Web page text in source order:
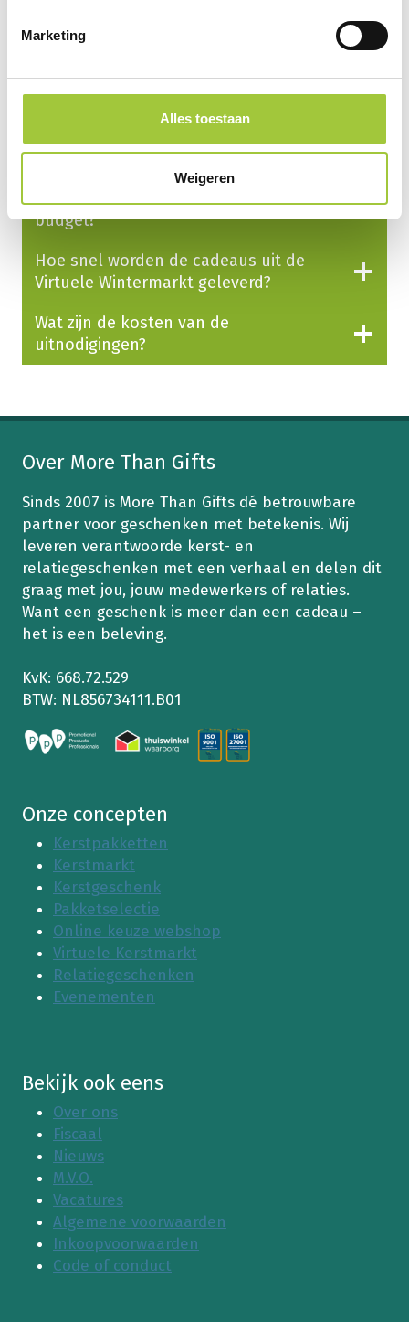
Marketing
Alles toestaan
Weigeren
verzonden geschenken?
Wat zijn de mogelijkheden voor het
Hoe kan ik het assortiment van Virtuele
Wintermarkt bekijken op basis van mijn
budget?
Hoe snel worden de cadeaus uit de
Virtuele Wintermarkt geleverd?
Wat zijn de kosten van de
uitnodigingen?
Over More Than Gifts
Sinds 2007 is More Than Gifts dé betrouwbare
partner voor geschenken met betekenis. Wij
leveren verantwoorde kerst- en
relatiegeschenken met een verhaal en delen dit
graag met jou, jouw medewerkers of relaties.
Want een geschenk is meer dan een cadeau –
het is een beleving.
KvK: 668.72.529
BTW: NL856734111.B01
Onze concepten
Kerstpakketten
Kerstmarkt
Kerstgeschenk
Pakketselectie
Online keuze webshop
Virtuele Kerstmarkt
Relatiegeschenken
Evenementen
Bekijk ook eens
Over ons
Fiscaal
Nieuws
M.V.O.
Vacatures
Algemene voorwaarden
Inkoopvoorwaarden
Code of conduct